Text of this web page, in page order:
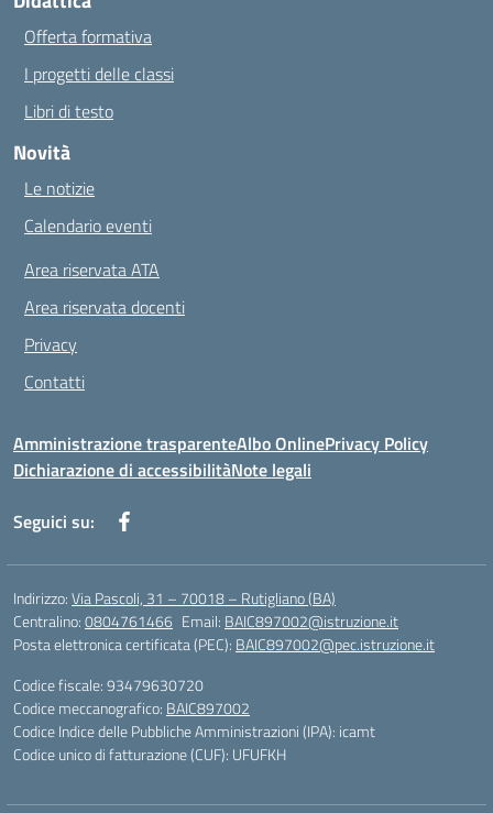
Offerta formativa
I progetti delle classi
Libri di testo
Novità
Le notizie
Calendario eventi
Area riservata ATA
Area riservata docenti
Privacy
Contatti
Amministrazione trasparenteAlbo OnlinePrivacy Policy
Dichiarazione di accessibilitàNote legali
Seguici su:
Indirizzo:Via Pascoli, 31 – 70018 – Rutigliano (BA)
Centralino:0804761466 Email: BAIC897002@istruzione.it
Posta elettronica certificata (PEC): BAIC897002@pec.istruzione.it
Codice fiscale: 93479630720
Codice meccanografico: BAIC897002
Codice Indice delle Pubbliche Amministrazioni (IPA): icamt
Codice unico di fatturazione (CUF): UFUFKH